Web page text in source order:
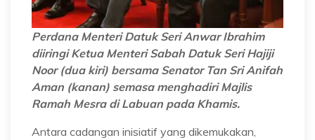
Perdana Menteri Datuk Seri Anwar Ibrahim
diiringi Ketua Menteri Sabah Datuk Seri Hajiji
Noor (dua kiri) bersama Senator Tan Sri Anifah
Aman (kanan) semasa menghadiri Majlis
Ramah Mesra di Labuan pada Khamis.
Antara cadangan inisiatif yang dikemukakan,